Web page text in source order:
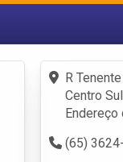
Fazer login
Criar conta
R
Centro
Endereço
(65)